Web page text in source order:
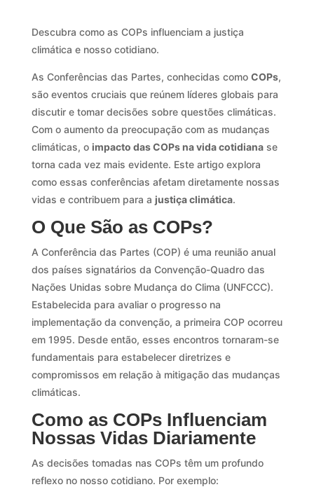
Descubra como as COPs influenciam a justiça
climática e nosso cotidiano.
As Conferências das Partes, conhecidas como COPs,
são eventos cruciais que reúnem líderes globais para
discutir e tomar decisões sobre questões climáticas.
Com o aumento da preocupação com as mudanças
climáticas, o impacto das COPs na vida cotidianase
torna cada vez mais evidente. Este artigo explora
como essas conferências afetam diretamente nossas
vidas e contribuem para a justiça climática.
O Que São as COPs?
A Conferência das Partes (COP) é uma reunião anual
dos países signatários da Convenção-Quadro das
Nações Unidas sobre Mudança do Clima (UNFCCC).
Estabelecida para avaliar o progresso na
implementação da convenção, a primeira COP ocorreu
em 1995. Desde então, esses encontros tornaram-se
fundamentais para estabelecer diretrizes e
compromissos em relação à mitigação das mudanças
climáticas.
Como as COPs Influenciam
Nossas Vidas Diariamente
As decisões tomadas nas COPs têm um profundo
reflexo no nosso cotidiano. Por exemplo: